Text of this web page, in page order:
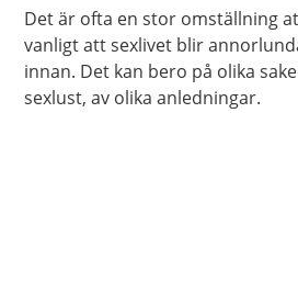
Det är ofta en stor omställning
vanligt att sexlivet blir
innan. Det kan bero på olika
sexlust, av olika anledningar.